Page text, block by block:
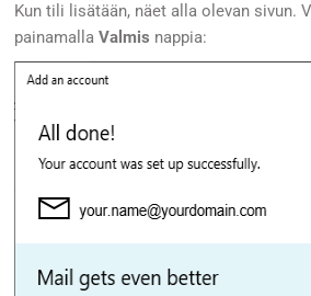
Kun tili lisätään, näet alla olevan sivun.
painamallaValmis nappia: